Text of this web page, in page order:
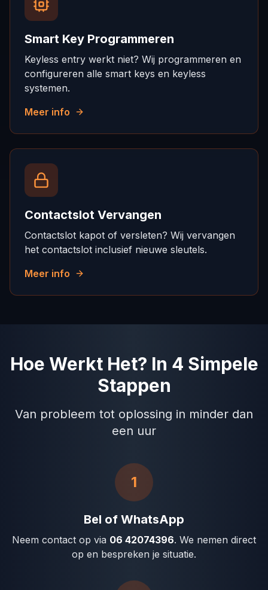
Smart Key Programmeren
Keyless entry werkt niet? Wij programmeren en
configureren alle smart keys en keyless
systemen.
Meer info
Contactslot Vervangen
Contactslot kapot of versleten? Wij vervangen
het contactslot inclusief nieuwe sleutels.
Meer info
Hoe Werkt Het? In 4 Simpele
Stappen
Van probleem tot oplossing in minder dan
een uur
1
Bel of WhatsApp
Neem contact op via 06 42074396. We nemen direct
op en bespreken je situatie.